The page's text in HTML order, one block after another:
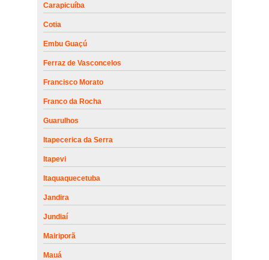
Carapicuíba
Cotia
Embu Guaçú
Ferraz de Vasconcelos
Francisco Morato
Franco da Rocha
Guarulhos
Itapecerica da Serra
Itapevi
Itaquaquecetuba
Jandira
Jundiaí
Mairiporã
Mauá